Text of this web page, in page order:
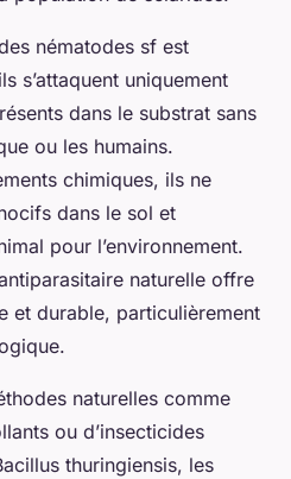
nématodes sf est
s’attaquent uniquement
dans le substrat sans
ou les humains.
chimiques, ils ne
dans le sol et
pour l’environnement.
naturelle offre
et durable, particulièrement
naturelles comme
ou d’insecticides
thuringiensis, les